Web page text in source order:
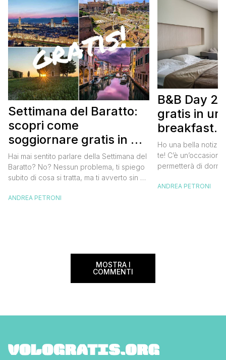
Settimana del Baratto:
scopri come
soggiornare gratis in un
bed and breakfast
Hai mai sentito parlare della Settimana del
Baratto? No? Nessun problema, ti spiego
subito di cosa si tratta, ma ti avverto sin da
tantissimo perché ti permetterà di
ANDREA PETRONI
B&B Day
gratis in un
breakfast.
gratis
Ho una bella
te! C’è
permetterà di
meravigliosi del
ANDREA PETRONI
MOSTRA I
COMMENTI